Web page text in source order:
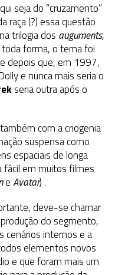
seja do “cruzamento”
raça (?) essa questão
trilogia dos auguments,
forma, o tema foi
depois que, em 1997,
e nunca mais seria o
seria outra após o
com a criogenia
suspensa como
espaciais de longa
fácil em muitos filmes
eAvatar) .
deve-se chamar
do segmento,
cenários internos e a
elementos novos
e que foram mais um